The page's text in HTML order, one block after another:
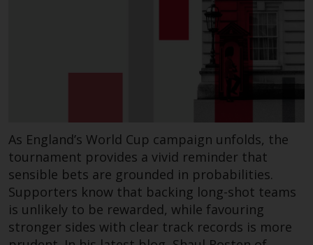
Act von 1940 („40 Act Funds“)
registriert sind. Die 40 Act Funds
akzeptieren im Allgemeinen keine
Anlagen von Nicht-US-Personen.
Nicht-US-Personen kann es
erhöhten Sorgfaltspflicht.
Um festzustellen, ob ein 40-Act-
Fonds eine geeignete Anlage für
Sie ist, prüfen Sie sorgfältig die
Anlageziele, das Risiko sowie die
As England’s World Cup campaign unfolds, the
tournament provides a vivid reminder that
sensible bets are grounded in probabilities.
Supporters know that backing long-shot teams
is unlikely to be rewarded, while favouring
stronger sides with clear track records is more